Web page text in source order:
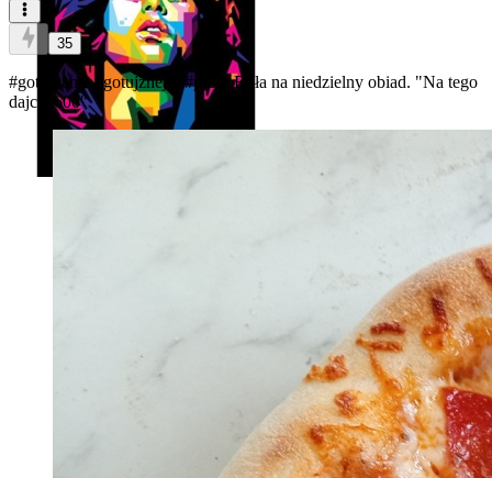
35
#gotowanie #gotujzhejto #pizza Buła na niedzielny obiad. "Na tego
dajcie 600"